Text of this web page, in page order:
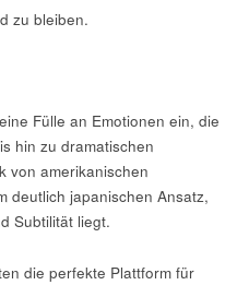
zu bleiben.
Fülle an Emotionen ein, die
hin zu dramatischen
von amerikanischen
deutlich japanischen Ansatz,
Subtilität liegt.
die perfekte Plattform für